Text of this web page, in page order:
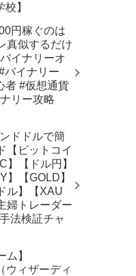
】
円稼ぐのは
真似するだけ
イナリーオ
バイナリー
者 #仮想通貨
リー攻略
ドドルで簡
【ビットコイ
】【ドル円】
】【GOLD】
ル】【XAU
婦トレーダー
法検証チャ
ム】
ウィザーディ